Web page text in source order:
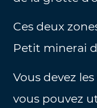
Ces deux
Petit minerai
Vous devez
vous pouvez